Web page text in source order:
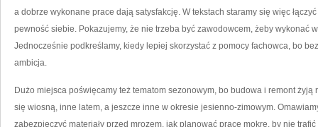
a dobrze wykonane prace dają satysfakcję. W tekstach staramy się więc
pewność siebie. Pokazujemy, że nie trzeba być zawodowcem, żeby wykonać
Jednocześnie podkreślamy, kiedy lepiej skorzystać z pomocy fachowca, bo
ambicja.
Dużo miejsca poświęcamy też tematom sezonowym, bo budowa i remont
się wiosną, inne latem, a jeszcze inne w okresie jesienno-zimowym.
zabezpieczyć materiały przed mrozem, jak planować prace mokre, by nie